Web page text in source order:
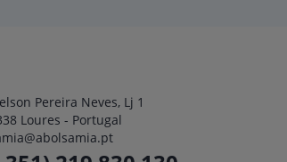
Pereira Neves, Lj 1
Loures - Portugal